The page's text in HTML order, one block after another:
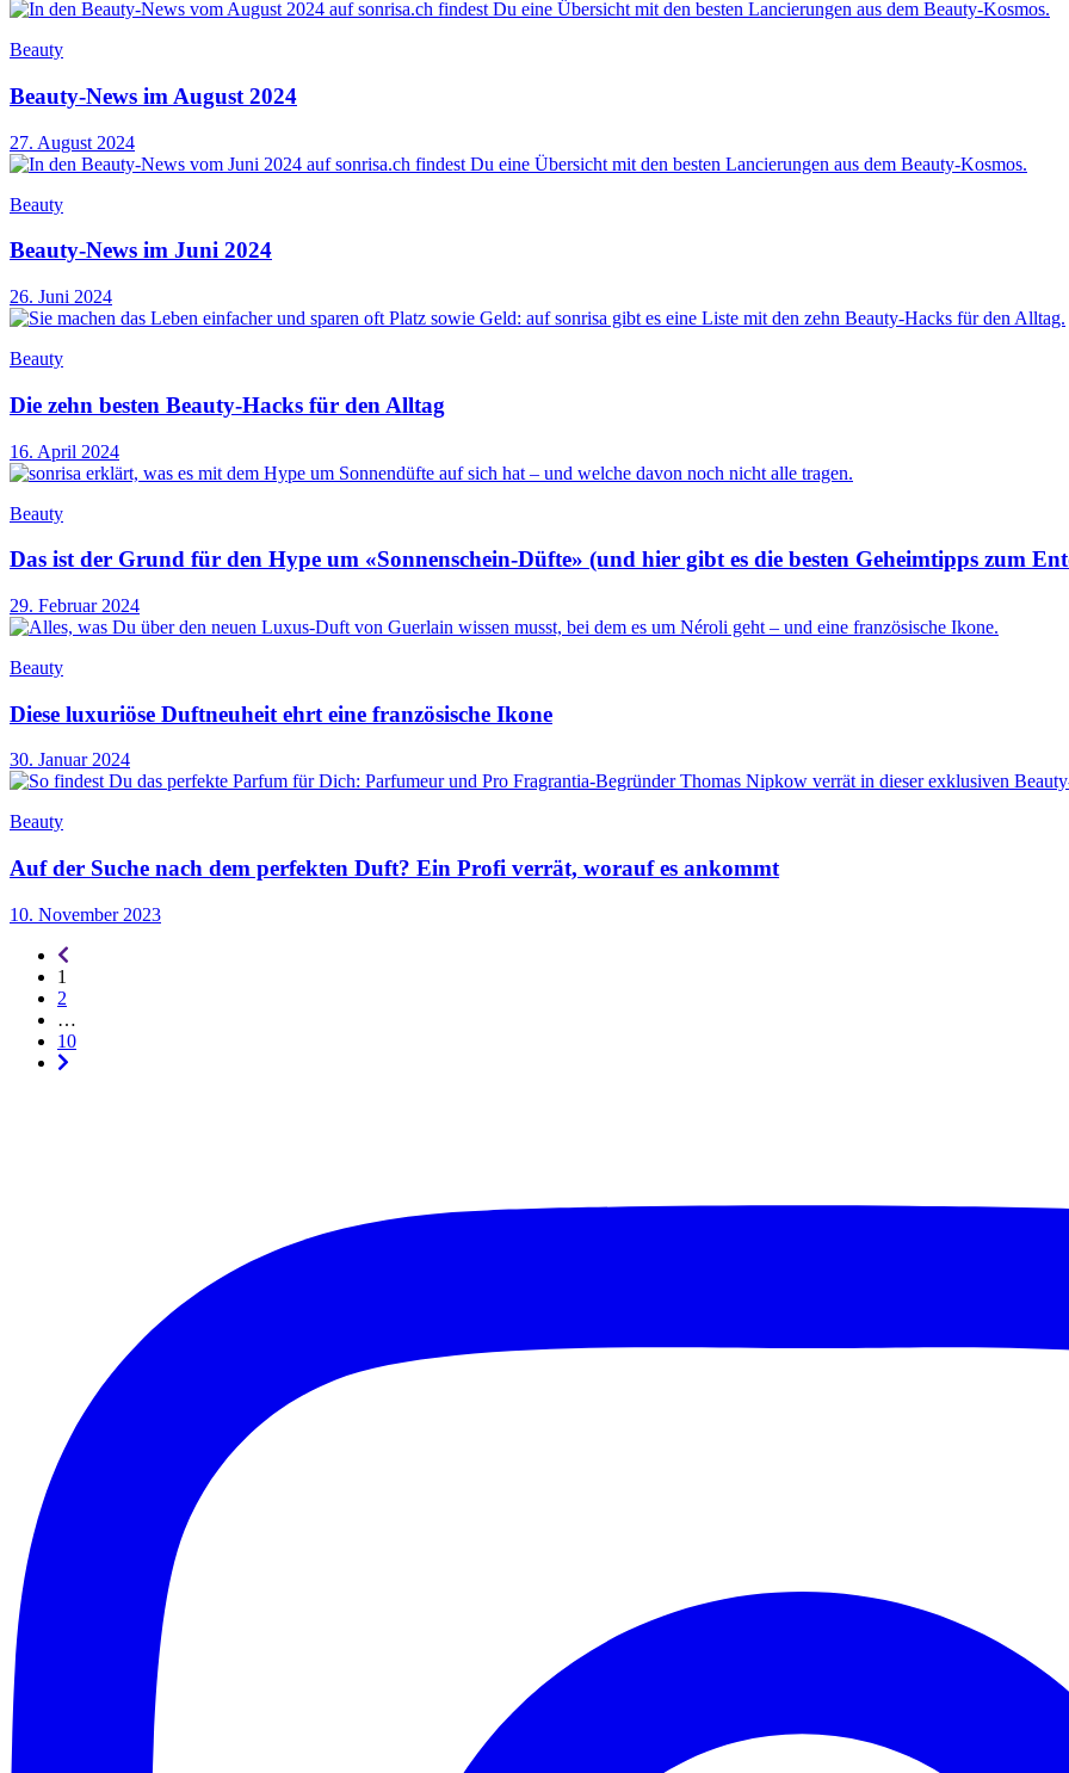
Beauty
Beauty-News im August 2024
27. August 2024
Beauty
Beauty-News im Juni 2024
26. Juni 2024
Beauty
Die zehn besten Beauty-Hacks für den Alltag
16. April 2024
Beauty
Das ist der Grund für den Hype um «Sonnenschein-Düfte» (und hier gibt es die besten Geheimtipps zum
29. Februar 2024
Beauty
Diese luxuriöse Duftneuheit ehrt eine französische Ikone
30. Januar 2024
Beauty
Auf der Suche nach dem perfekten Duft? Ein Profi verrät, worauf es ankommt
10. November 2023
1
2
…
10